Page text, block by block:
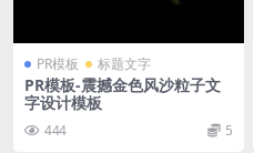
PR模板 标题文字
PR模板-震撼金色风沙粒子文
字设计模板
444 5